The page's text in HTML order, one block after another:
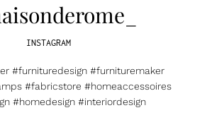
INSTAGRAM
#furnituredesign #furnituremaker
#fabricstore #homeaccessoires
#homedesign #interiordesign